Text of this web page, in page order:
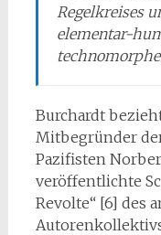
Regelkreises
elementar-
Burchardt
Mitbegründer
Pazifisten
veröffentlichte
Revolte“ [6] des